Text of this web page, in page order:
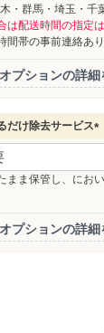
・群馬・埼玉・千
は配送時間の指定
帯の事前連絡あり
オプションの詳細
だけ除去サービス
(
須
まま保管し、にお
オプションの詳細